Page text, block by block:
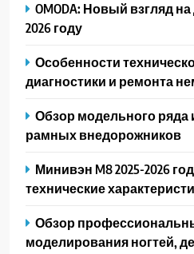
OMODA: Новый взгляд
2026 году
Особенности
диагностики и ремонта
Обзор модельного ряда
рамных внедорожников
Минивэн M8 2025-2026
технические
Обзор
моделирования ногтей,